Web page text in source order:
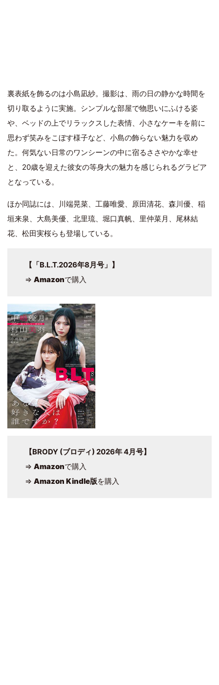
裏表紙を飾るのは小島凪紗。撮影は、雨の日の静かな時間を
切り取るように実施。シンプルな部屋で物思いにふける姿
や、ベッドの上でリラックスした表情、小さなケーキを前に
思わず笑みをこぼす様子など、小島の飾らない魅力を収め
た。何気ない日常のワンシーンの中に宿るささやかな幸せ
と、20歳を迎えた彼女の等身大の魅力を感じられるグラビア
となっている。
ほか同誌には、川端晃菜、工藤唯愛、原田清花、森川優、稲
垣来泉、大島美優、北里琉、堀口真帆、里仲菜月、尾林結
花、松田実桜らも登場している。
【「B.L.T.2026年8月号」】
⇒ Amazonで購入
【BRODY (ブロディ) 2026年 4月号】
⇒ Amazonで購入
⇒ Amazon Kindle版を購入